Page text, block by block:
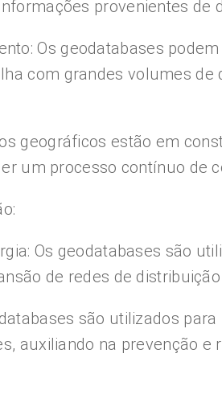
provenientes de
Os geodatabases
com grandes volumes
geográficos estão em
um processo contínuo de
Os geodatabases são
de redes de
são utilizados
auxiliando na prevenção e